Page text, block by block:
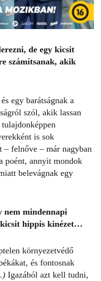
de egy kicsit
számítsanak, akik
egy barátságnak a
szól, akik lassan
is sok
felnőve – már nagyban
poént, annyit mondok
belevágnak egy
nem mindennapi
hippis kinézet…
környezetvédő
és fontosnak
Igazából azt kell tudni,